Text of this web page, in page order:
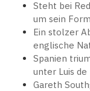
Steht bei
um sein
Ein stolzer
englische
Spanien
unter Luis
Gareth